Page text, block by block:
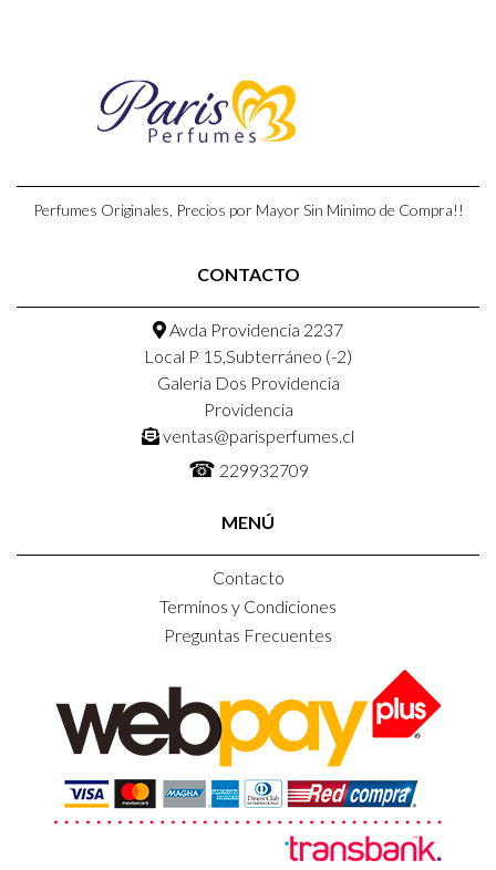
Perfumes Originales, Precios por Mayor Sin Minimo de Compra!!
CONTACTO
Avda Providencia 2237
Local P 15,Subterráneo (-2)
Galeria Dos Providencia
Providencia
ventas@parisperfumes.cl
☎ 229932709
MENÚ
Contacto
Terminos y Condiciones
Preguntas Frecuentes